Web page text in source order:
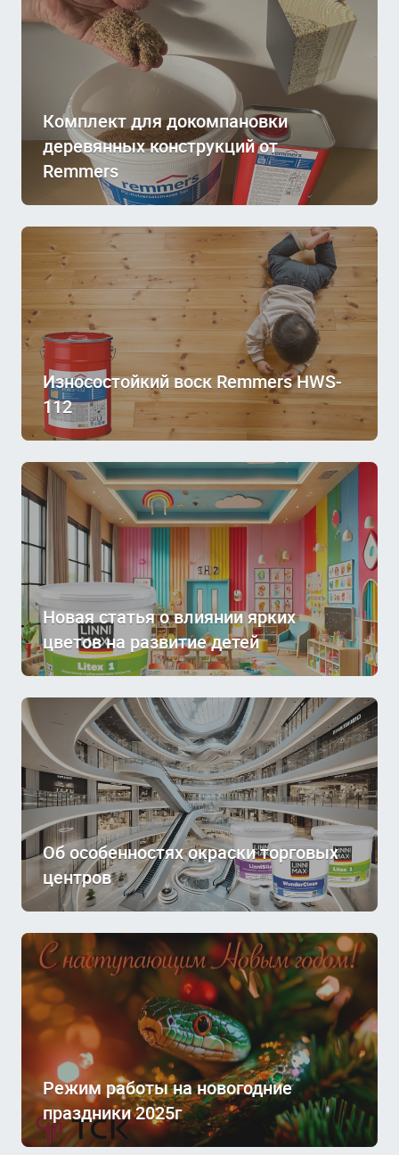
Комплект для докомпановки
деревянных конструкций от
Remmers
Износостойкий воск Remmers HWS-
112
Новая статья о влиянии ярких
цветов на развитие детей
Об особенностях окраски торговых
центров
Режим работы на новогодние
праздники 2025г